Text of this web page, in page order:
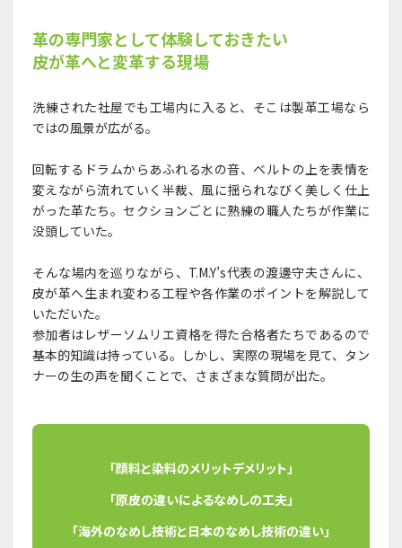
革の専門家として体験しておきたい
皮が革へと変革する現場
洗練された社屋でも工場内に入ると、そこは製革工場なら
ではの風景が広がる。
回転するドラムからあふれる水の音、ベルトの上を表情を
変えながら流れていく半裁、風に揺られなびく美しく仕上
がった革たち。セクションごとに熟練の職人たちが作業に
没頭していた。
そんな場内を巡りながら、T.M.Y’s代表の渡邊守夫さんに、
皮が革へ生まれ変わる工程や各作業のポイントを解説して
いただいた。
参加者はレザーソムリエ資格を得た合格者たちであるので
基本的知識は持っている。しかし、実際の現場を見て、タン
ナーの生の声を聞くことで、さまざまな質問が出た。
「顔料と染料のメリットデメリット」
「原皮の違いによるなめしの工夫」
「海外のなめし技術と日本のなめし技術の違い」